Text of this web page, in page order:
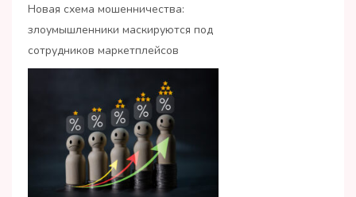
Новая схема мошенничества:
злоумышленники маскируются под
сотрудников маркетплейсов